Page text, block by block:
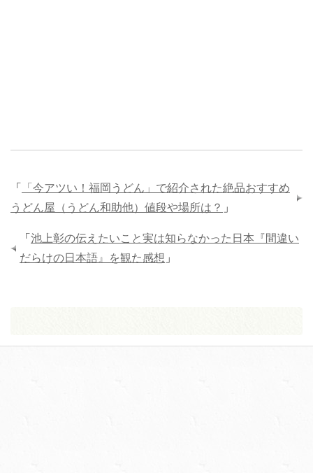
「
「今アツい！福岡うどん」で紹介された絶品おすすめ
うどん屋（うどん和助他）値段や場所は？ 」
「 池上彰の伝えたいこと実は知らなかった日本『間違い
だらけの日本語』を観た感想 」